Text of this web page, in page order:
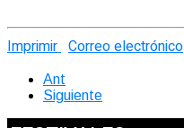
Imprimir Correo electrónico
Ant
Siguiente